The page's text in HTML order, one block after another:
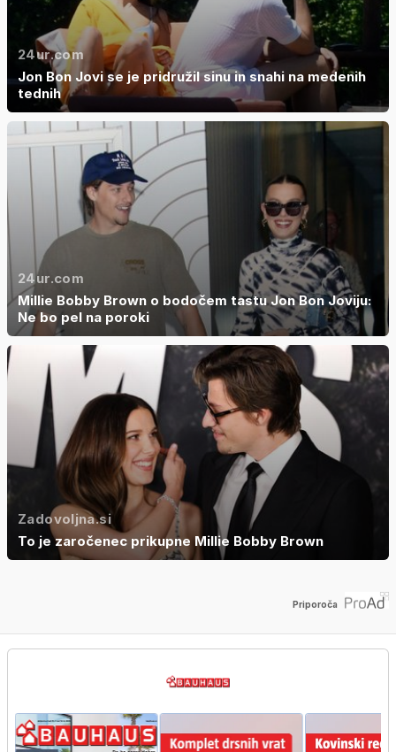
24ur.com
Jon Bon Jovi se je pridružil sinu in snahi na medenih
tednih
24ur.com
Millie Bobby Brown o bodočem tastu Jon Bon Joviju:
Ne bo pel na poroki
Zadovoljna.si
To je zaročenec prikupne Millie Bobby Brown
Priporoča